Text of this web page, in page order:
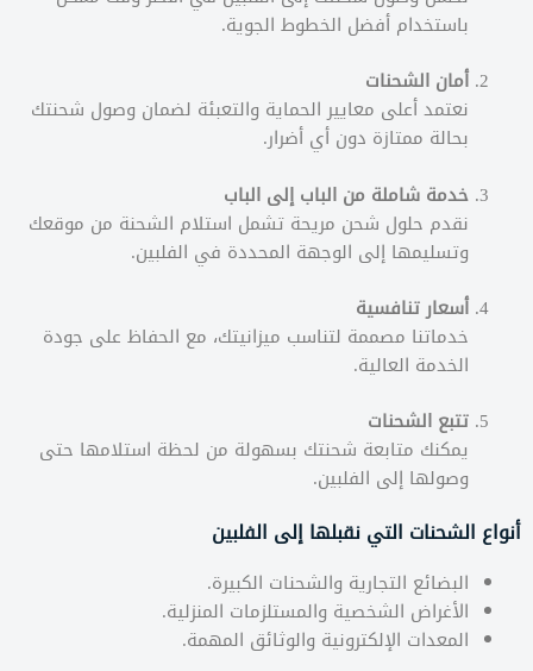
باستخدام أفضل الخطوط الجوية.
أمان الشحنات
نعتمد أعلى معايير الحماية والتعبئة لضمان وصول شحنتك
بحالة ممتازة دون أي أضرار.
خدمة شاملة من الباب إلى الباب
نقدم حلول شحن مريحة تشمل استلام الشحنة من موقعك
وتسليمها إلى الوجهة المحددة في الفلبين.
أسعار تنافسية
خدماتنا مصممة لتناسب ميزانيتك، مع الحفاظ على جودة
الخدمة العالية.
تتبع الشحنات
يمكنك متابعة شحنتك بسهولة من لحظة استلامها حتى
وصولها إلى الفلبين.
أنواع الشحنات التي نقبلها إلى الفلبين
البضائع التجارية والشحنات الكبيرة.
الأغراض الشخصية والمستلزمات المنزلية.
المعدات الإلكترونية والوثائق المهمة.